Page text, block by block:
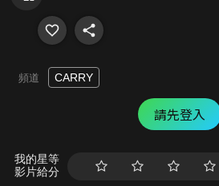
頻道 CARRY
請先登入
我的星等
影片給分